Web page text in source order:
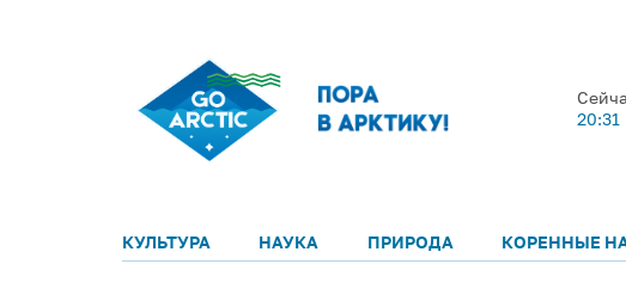
20:31
КУЛЬТУРА НАУКА ПРИРОДА КОРЕННЫЕ